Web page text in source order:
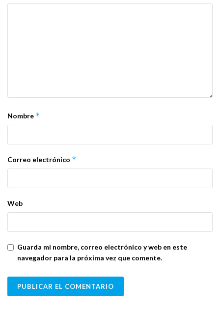
Nombre *
Correo electrónico *
Web
Guarda mi nombre, correo electrónico y web en este
navegador para la próxima vez que comente.